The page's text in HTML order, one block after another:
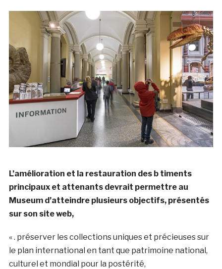
L’amélioration et la restauration des b timents
principaux et attenants devrait permettre au
Museum d’atteindre plusieurs objectifs, présentés
sur son site web,
« . préserver les collections uniques et précieuses sur
le plan international en tant que patrimoine national,
culturel et mondial pour la postérité,